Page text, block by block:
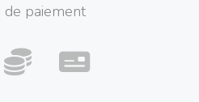
de paiement